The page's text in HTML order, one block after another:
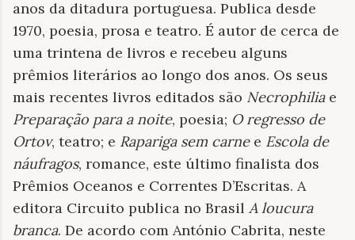
anos da ditadura portuguesa. Publica desde
1970, poesia, prosa e teatro. É autor de cerca de
uma trintena de livros e recebeu alguns
prêmios literários ao longo dos anos. Os seus
mais recentes livros editados são Necrophiliae
Preparação para a noite, poesia; O regresso de
Ortov, teatro; e Rapariga sem carnee Escola de
náufragos, romance, este último finalista dos
Prêmios Oceanos e Correntes D’Escritas. A
editora Circuito publica no Brasil A loucura
branca. De acordo com António Cabrita, neste